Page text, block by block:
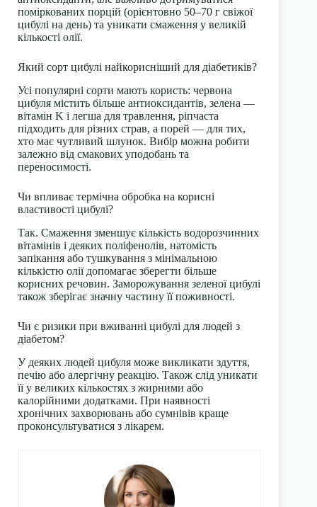
поміркованих порцій (орієнтовно 50–70 г свіжої
цибулі на день) та уникати смаження у великій
кількості олії.
Який сорт цибулі найкорисніший для діабетиків?
Усі популярні сорти мають користь: червона
цибуля містить більше антиоксидантів, зелена —
вітамін K і легша для травлення, ріпчаста
підходить для різних страв, а порей — для тих,
хто має чутливий шлунок. Вибір можна робити
залежно від смакових уподобань та
переносимості.
Чи впливає термічна обробка на корисні
властивості цибулі?
Так. Смаження зменшує кількість водорозчинних
вітамінів і деяких поліфенолів, натомість
запікання або тушкування з мінімальною
кількістю олії допомагає зберегти більше
корисних речовин. Заморожування зеленої цибулі
також зберігає значну частину її поживності.
Чи є ризики при вживанні цибулі для людей з
діабетом?
У деяких людей цибуля може викликати здуття,
печію або алергічну реакцію. Також слід уникати
її у великих кількостях з жирними або
калорійними додатками. При наявності
хронічних захворювань або сумнівів краще
проконсультуватися з лікарем.